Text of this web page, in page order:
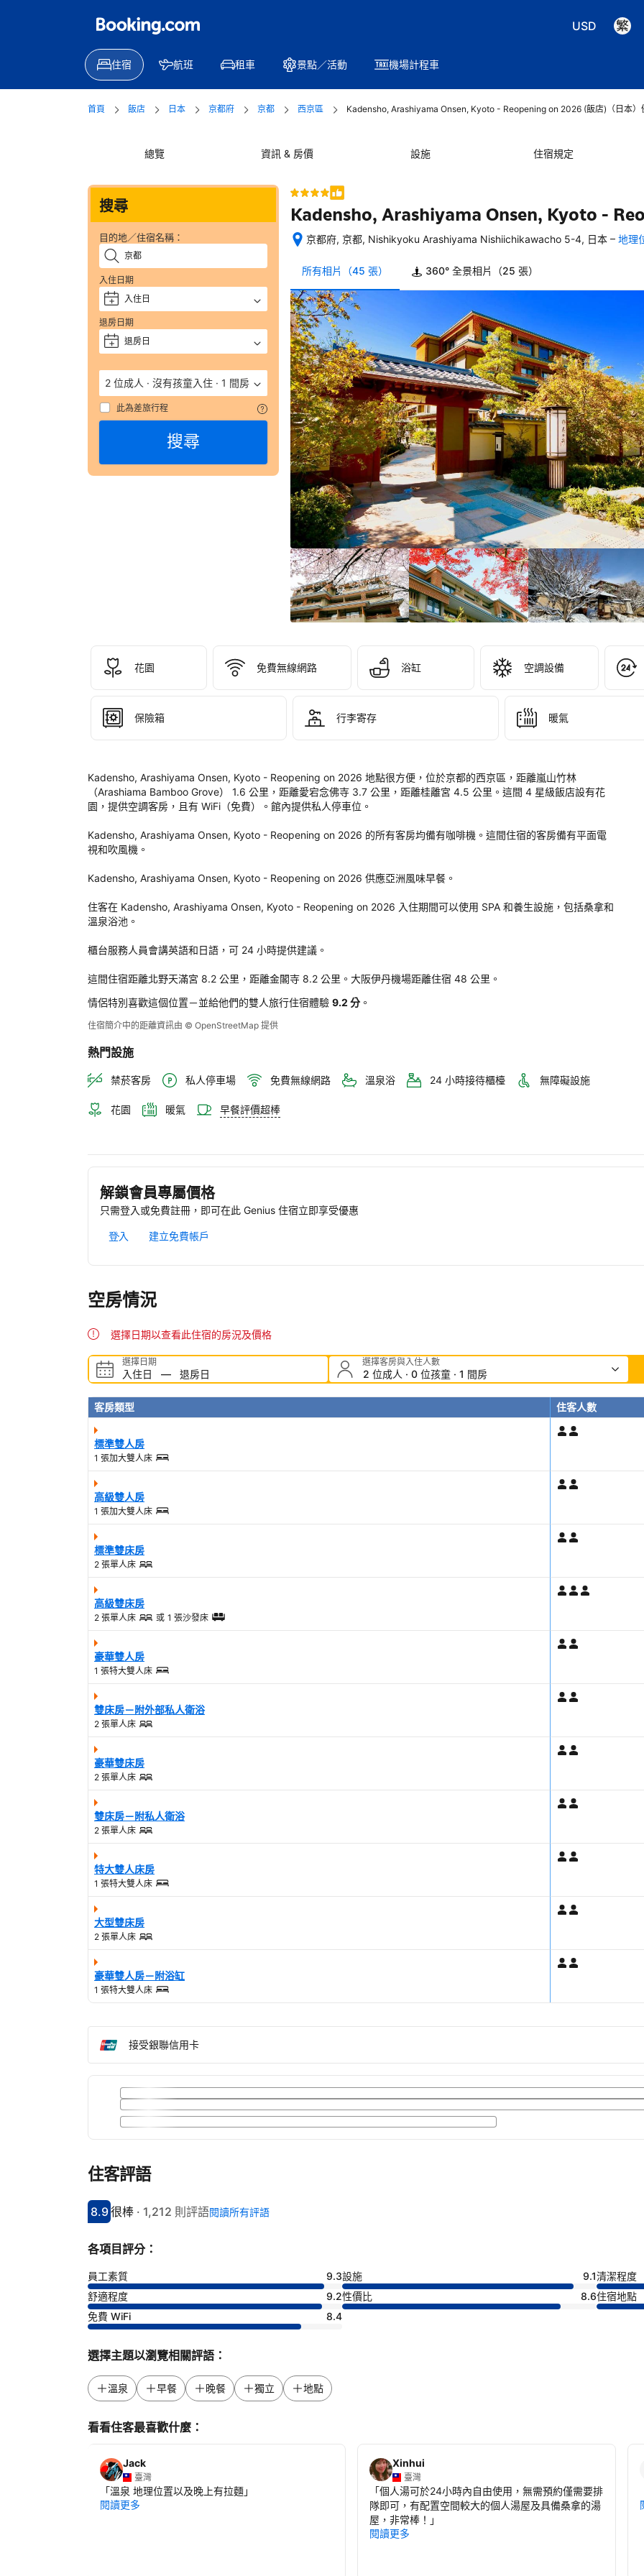
USD
住宿 航班 租車 景點／活動 機場計程車
首頁 飯店 日本 京都府 京都 西京區 Kadensho, Arashiyama Onsen, Kyoto - Reopening on 2026 (飯店)（日本）
總覽 資訊 & 房價 設施 住宿規定
搜尋
目的地／住宿名稱：
入住日期
+ 入住日
退房日期
+ 退房日
2 位成人 · 沒有孩童入住 · 1 間房
此為差旅行程
搜尋
Kadensho, Arashiyama Onsen, Kyoto -
京都府, 京都, Nishikyoku Arashiyama Nishiichikawacho 5-4, 日本
置
佳
—
獲
評
9.2/10！
（分
數
彙
整
自
1203
則
評
語）
由
顧
客
於
實
際
入
住
Arashiyama
Onsen,
Kyoto
-
on
定。
– 地理
所有相片（45 張） 360° 全景相片（25 張）
花園 免費無線網路 浴缸 空調設備
保險箱 行李寄存 暖氣
Kadensho, Arashiyama Onsen, Kyoto - Reopening on 2026 地點很方便，位於京都的西京區，距離嵐山竹林
（Arashiama Bamboo Grove） 1.6 公里，距離愛宕念佛寺 3.7 公里，距離桂離宮 4.5 公里。這間 4 星級飯店設有花
園，提供空調客房，且有 WiFi（免費）。館內提供私人停車位。
Kadensho, Arashiyama Onsen, Kyoto - Reopening on 2026 的所有客房均備有咖啡機。這間住宿的客房備有平面電
視和吹風機。
Kadensho, Arashiyama Onsen, Kyoto - Reopening on 2026 供應亞洲風味早餐。
住客在 Kadensho, Arashiyama Onsen, Kyoto - Reopening on 2026 入住期間可以使用 SPA 和養生設施，包括桑拿和
溫泉浴池。
櫃台服務人員會講英語和日語，可 24 小時提供建議。
這間住宿距離北野天滿宮 8.2 公里，距離金閣寺 8.2 公里。大阪伊丹機場距離住宿 48 公里。
情侶特別喜歡這個位置－並給他們的雙人旅行住宿體驗 9.2 分 。
住宿簡介中的距離資訊由 © OpenStreetMap 提供
熱門設施
禁菸客房 私人停車場 免費無線網路 溫泉浴 24 小時接待櫃檯 無障礙設施
花園 暖氣 早餐評價超棒
解鎖會員專屬價格
只需登入或免費註冊，即可在此 Genius 住宿立即享受優惠
登入 建立免費帳戶
空房情況
選擇日期以查看此住宿的房況及價格
選擇日期
入住日 — 退房日
選擇客房與入住人數
2 位成人 · 0 位孩童 · 1 間房
客房類型 住客人數
標準雙人房
1 張加大雙人床
高級雙人房
1 張加大雙人床
標準雙床房
2 張單人床
高級雙床房
2 張單人床 或 1 張沙發床
豪華雙人房
1 張特大雙人床
雙床房－附外部私人衛浴
2 張單人床
豪華雙床房
2 張單人床
雙床房－附私人衛浴
2 張單人床
特大雙人床房
1 張特大雙人床
大型雙床房
2 張單人床
豪華雙人房－附浴缸
1 張特大雙人床
接受銀聯信用卡
住客評語
分數8.9分
8.9
評比很棒
很棒 · 1,212 則評語閱讀所有評語
各項目評分：
員工素質 9.3設施 9.1清潔程度
舒適程度
9.2性價比 8.6住宿地點
免費 WiFi
8.4
選擇主題以瀏覽相關評語：
溫泉 早餐 晚餐 獨立 地點
看看住客最喜歡什麼：
Jack
臺灣
「溫泉 地理位置以及晚上有拉麵」
閱讀更多
Xinhui
臺灣
「個人湯可於24小時內自由使用，無需預約僅需要排
隊即可，有配置空間較大的個人湯屋及具備桑拿的湯
屋，非常棒！ 」
閱讀更多